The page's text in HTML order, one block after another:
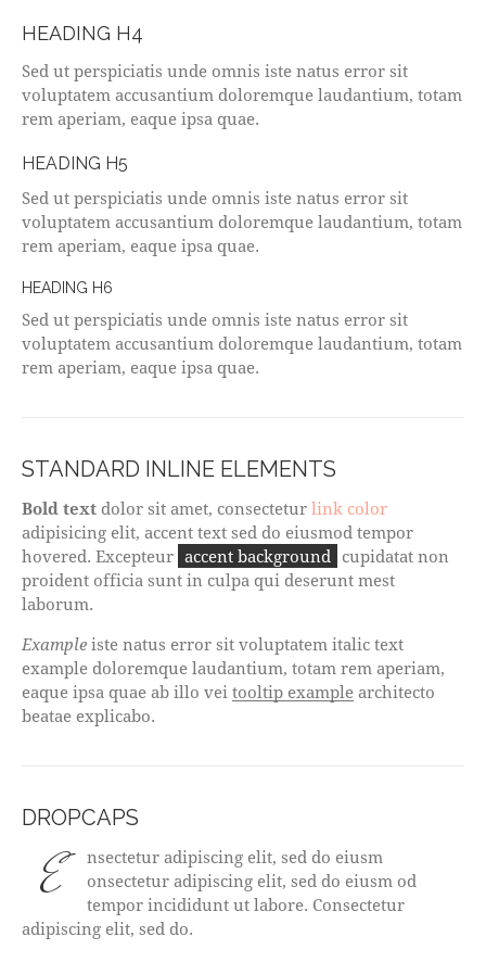
HEADING H4
Sed ut perspiciatis unde omnis iste natus error sit
voluptatem accusantium doloremque laudantium, totam
rem aperiam, eaque ipsa quae.
HEADING H5
Sed ut perspiciatis unde omnis iste natus error sit
voluptatem accusantium doloremque laudantium, totam
rem aperiam, eaque ipsa quae.
HEADING H6
Sed ut perspiciatis unde omnis iste natus error sit
voluptatem accusantium doloremque laudantium, totam
rem aperiam, eaque ipsa quae.
STANDARD INLINE ELEMENTS
Bold text dolor sit amet, consectetur link color
adipisicing elit, accent text sed do eiusmod tempor
hovered. Excepteur accent background cupidatat non
proident officia sunt in culpa qui deserunt mest
laborum.
Example iste natus error sit voluptatem italic text
example doloremque laudantium, totam rem aperiam,
eaque ipsa quae ab illo vei tooltip example architecto
beatae explicabo.
DROPCAPS
E
nsectetur adipiscing elit, sed do eiusm
onsectetur adipiscing elit, sed do eiusm od
tempor incididunt ut labore. Consectetur
adipiscing elit, sed do.